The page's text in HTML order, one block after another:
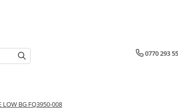
0770 293
LOW BG FQ3950-008